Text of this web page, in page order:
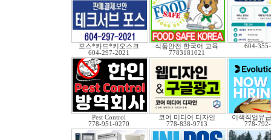
포스*카드*키오스크
604-297-2021
식품안전 한국어 교육
7783181021
604-
Pest Control
778-951-0270
코어 미디어 디자인
778-838-9713
이색직업유
778-